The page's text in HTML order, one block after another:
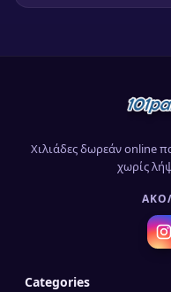
Χιλιάδες δωρεάν online
χωρίς
Categories